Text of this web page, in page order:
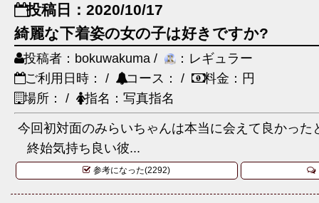
投稿日：2020/10/17
綺麗な下着姿の女の子は好きですか?
投稿者：bokuwakuma /
：レギュラー
ご利用日時： /
コース： /
料金：円
場所： /
指名：写真指名
今回初対面のみらいちゃんは本当に会えて良かった
終始気持ち良い彼...
参考になった(2292)